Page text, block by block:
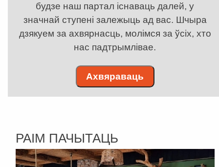
будзе наш партал існаваць далей, у
значнай ступені залежыць ад вас. Шчыра
дзякуем за ахвярнасць, молімся за ўсіх, хто
нас падтрымлівае.
Ахвяраваць
РАІМ ПАЧЫТАЦЬ